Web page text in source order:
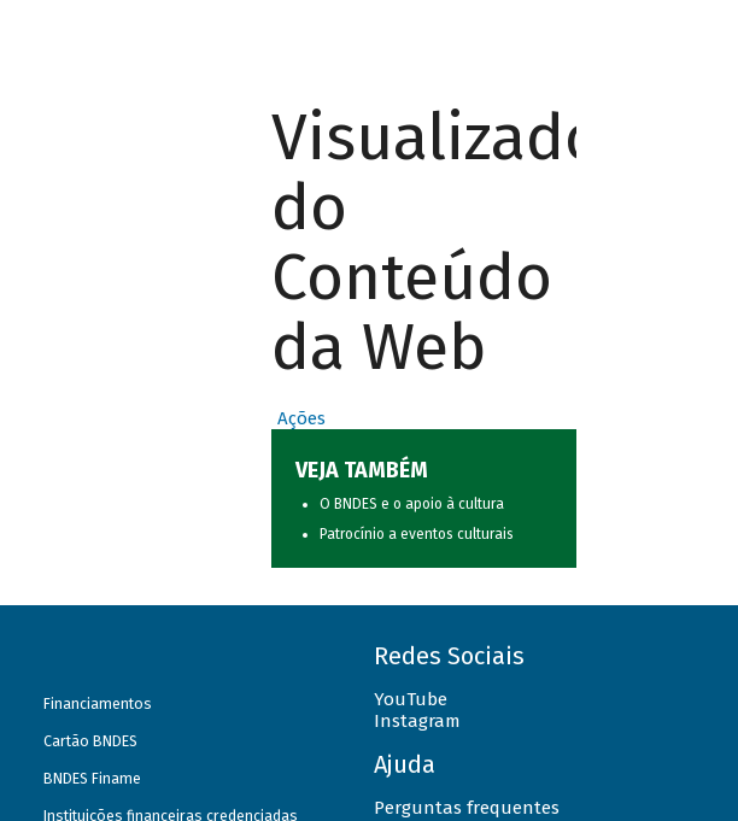
Visualizador
do
Conteúdo
da Web
Ações
VEJA TAMBÉM
O BNDES e o apoio à cultura
Patrocínio a eventos culturais
Financiamentos
Cartão BNDES
BNDES Finame
Instituições financeiras credenciadas
Redes Sociais
YouTube
Instagram
Ajuda
Perguntas frequentes